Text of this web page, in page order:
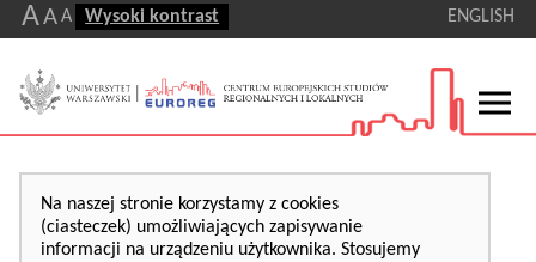
AA A Wysoki kontrast ENGLISH
Na naszej stronie korzystamy z cookies
(ciasteczek) umożliwiających zapisywanie
informacji na urządzeniu użytkownika. Stosujemy